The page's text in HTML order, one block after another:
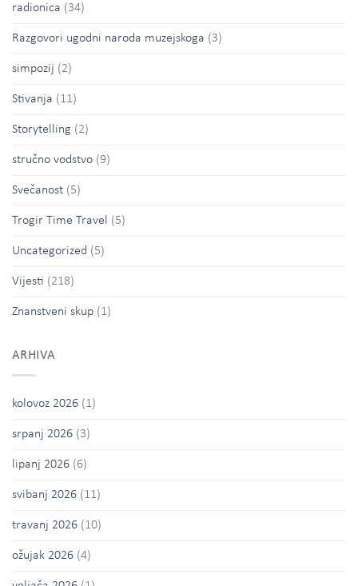
radionica (34)
Razgovori ugodni naroda muzejskoga (3)
simpozij (2)
Stivanja (11)
Storytelling (2)
stručno vodstvo (9)
Svečanost (5)
Trogir Time Travel (5)
Uncategorized (5)
Vijesti (218)
Znanstveni skup (1)
ARHIVA
kolovoz 2026 (1)
srpanj 2026 (3)
lipanj 2026 (6)
svibanj 2026 (11)
travanj 2026 (10)
ožujak 2026 (4)